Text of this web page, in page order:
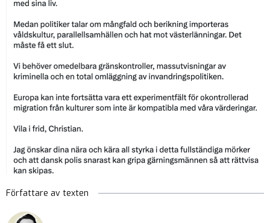
Författare av texten